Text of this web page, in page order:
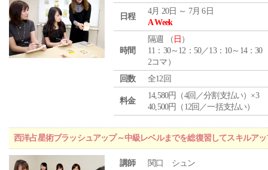
日程
4月 20日 ～ 7月 6日
A Week
時間
隔週 （ 日 ）
11：30～12：50／13：10～14：30
2コマ）
回数
全12回
料金
14,580円（4回／分割支払い）×3
40,500円（12回／一括支払い）
西洋占星術ブラッシュアップ～中級レベルまでを総復習してスキルア
講師 関口 シュン